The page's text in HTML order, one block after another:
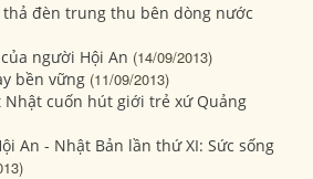
thả đèn trung thu bên dòng nước
người Hội An (14/09/2013)
bền vững (11/09/2013)
Nhật cuốn hút giới trẻ xứ Quảng
An - Nhật Bản lần thứ XI: Sức sống